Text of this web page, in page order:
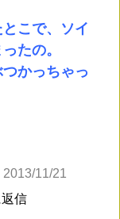
こで、ソイ
たの。
かっちゃっ
2013/11/21
信